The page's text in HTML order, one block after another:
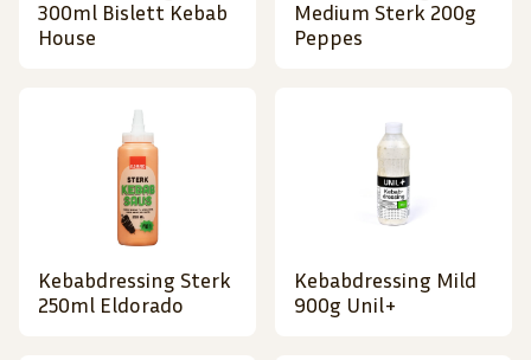
300ml Bislett Kebab
House
Medium Sterk 200g
Peppes
Kebabdressing Sterk
250ml Eldorado
Kebabdressing Mild
900g Unil+